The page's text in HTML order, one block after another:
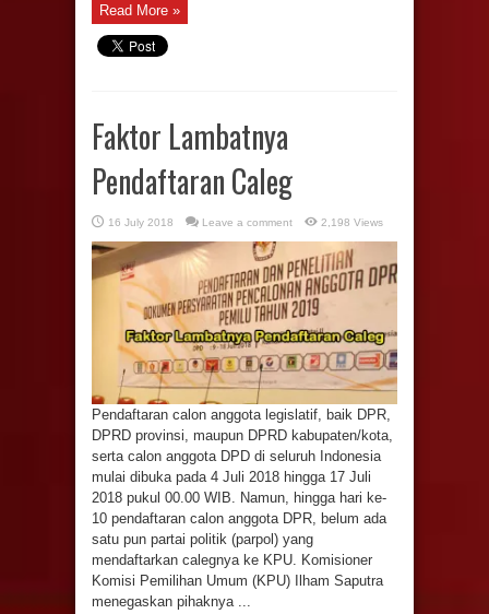
Read More »
Faktor Lambatnya
Pendaftaran Caleg
16 July 2018 Leave a comment 2,198 Views
Pendaftaran calon anggota legislatif, baik DPR,
DPRD provinsi, maupun DPRD kabupaten/kota,
serta calon anggota DPD di seluruh Indonesia
mulai dibuka pada 4 Juli 2018 hingga 17 Juli
2018 pukul 00.00 WIB. Namun, hingga hari ke-
10 pendaftaran calon anggota DPR, belum ada
satu pun partai politik (parpol) yang
mendaftarkan calegnya ke KPU. Komisioner
Komisi Pemilihan Umum (KPU) Ilham Saputra
menegaskan pihaknya ...